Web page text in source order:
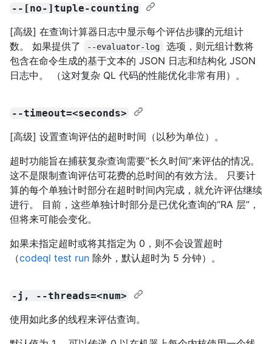
--[no-]tuple-counting
[高级] 在查询计算器日志中显示每个评估步骤的元组计
数。 如果提供了
--evaluator-log
选项，则元组计数将
包含在命令生成的基于文本的 JSON 日志和结构化 JSON
日志中。 （这对复杂 QL 代码的性能优化非常有用）。
--timeout=<seconds>
[高级] 设置查询评估的超时时间（以秒为单位）。
超时功能旨在捕获复杂查询需要“长久时间”来评估的情况。
这不是限制查询评估可花费的总时间的有效方法。 只要计
算的每个单独计时部分在超时时间内完成，就允许评估继续
进行。 目前，这些单独计时部分是已优化查询的“RA 层”，
但将来可能会变化。
如果未指定超时或将其指定为 0，则不会设置超时
（codeql test run 除外，默认超时为 5 分钟）。
-j, --threads=<num>
使用如此多的线程来评估查询。